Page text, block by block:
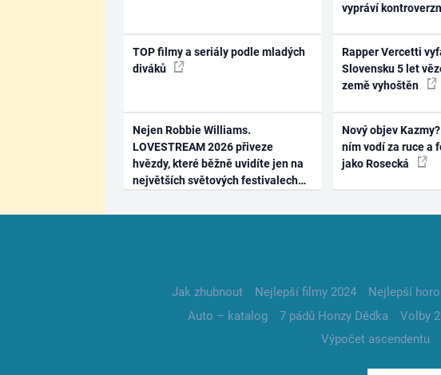
TOP filmy a seriály podle mladých
diváků
Nejen Robbie Williams.
LOVESTREAM 2026 přiveze
hvězdy, které běžně uvidíte jen na
největších světových festivalech
vypráví
Rapper Vercetti
Slovensku 5 let
země vyhoštěn
Nový objev
ním vodí za ruce a
jako Rosecká
Jak zhubnout Nejlepší filmy 2024 Nejlepší
Auto – katalog
7 pádů Honzy Dědka Volby
Výpočet ascendentu